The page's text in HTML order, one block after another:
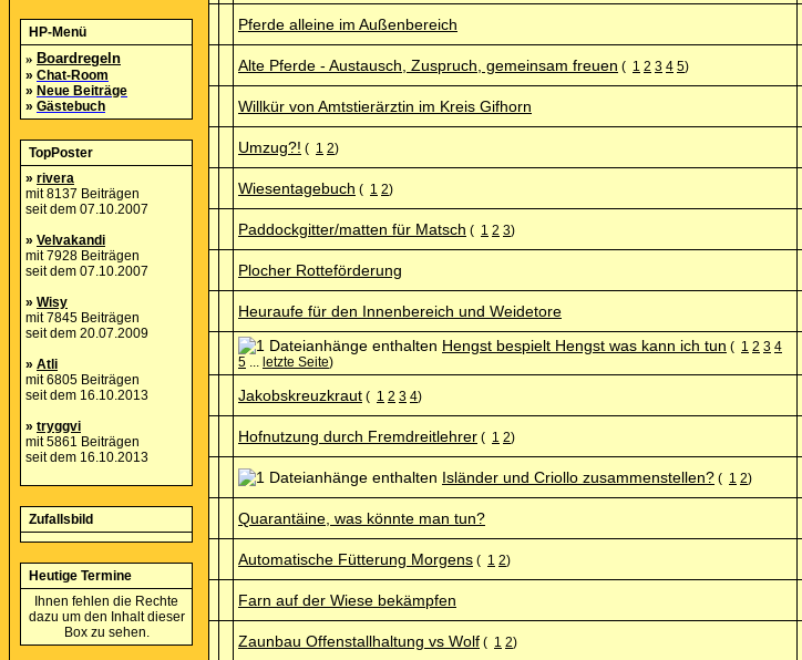
HP-Menü
» Boardregeln
» Chat-Room
» Neue Beiträge
» Gästebuch
TopPoster
» rivera
mit 8137 Beiträgen
seit dem 07.10.2007
» Velvakandi
mit 7928 Beiträgen
seit dem 07.10.2007
» Wisy
mit 7845 Beiträgen
seit dem 20.07.2009
» Atli
mit 6805 Beiträgen
seit dem 16.10.2013
» tryggvi
mit 5861 Beiträgen
seit dem 16.10.2013
Zufallsbild
Heutige Termine
Ihnen fehlen die Rechte
dazu um den Inhalt dieser
Box zu sehen.
Pferde alleine im Außenbereich
Alte Pferde - Austausch, Zuspruch, gemeinsam freuen ( 1 2 3 4 5)
Willkür von Amtstierärztin im Kreis Gifhorn
Umzug?! ( 1 2)
Wiesentagebuch ( 1 2)
Paddockgitter/matten für Matsch ( 1 2 3)
Plocher Rotteförderung
Heuraufe für den Innenbereich und Weidetore
Hengst bespielt Hengst was kann ich tun ( 1 2 3 4
5 ... letzte Seite)
Jakobskreuzkraut ( 1 2 3 4)
Hofnutzung durch Fremdreitlehrer ( 1 2)
Isländer und Criollo zusammenstellen? ( 1 2)
Quarantäine, was könnte man tun?
Automatische Fütterung Morgens ( 1 2)
Farn auf der Wiese bekämpfen
Zaunbau Offenstallhaltung vs Wolf ( 1 2)